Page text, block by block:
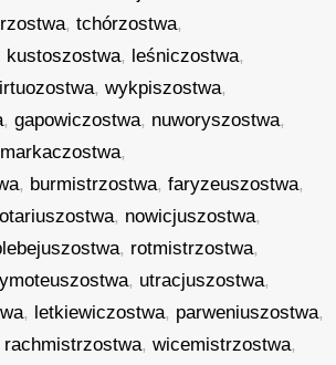
,tchórzostwa,
kustoszostwa, leśniczostwa,
,wykpiszostwa,
,gapowiczostwa, nuworyszostwa,
,
, burmistrzostwa,faryzeuszostwa,
, nowicjuszostwa,
, rotmistrzostwa,
, utracjuszostwa,
, letkiewiczostwa, parweniuszostwa,
rachmistrzostwa,wicemistrzostwa,